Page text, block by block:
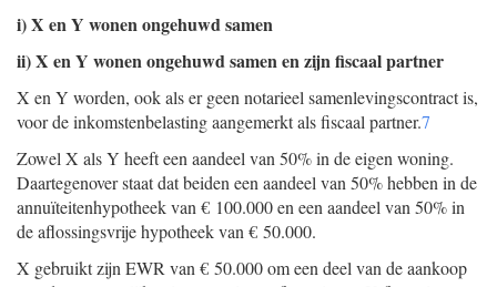
i) X en Y wonen ongehuwd samen
ii) X en Y wonen ongehuwd samen en zijn fiscaal partner
X en Y worden, ook als er geen notarieel samenlevingscontract is,
voor de inkomstenbelasting aangemerkt als fiscaal partner.7
Zowel X als Y heeft een aandeel van 50% in de eigen woning.
Daartegenover staat dat beiden een aandeel van 50% hebben in de
annuïteitenhypotheek van € 100.000 en een aandeel van 50% in
de aflossingsvrije hypotheek van € 50.000.
X gebruikt zijn EWR van € 50.000 om een deel van de aankoop